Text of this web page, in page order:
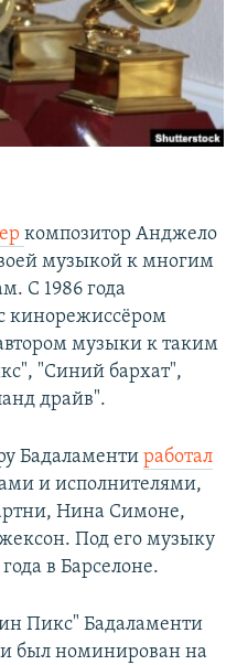
композитор Анджело
музыкой к многим
С 1986 года
кинорежиссёром
музыки к таким
"Синий бархат",
драйв".
Бадаламенти работал
и исполнителями,
Нина Симоне,
Под его музыку
в Барселоне.
Пикс" Бадаламенти
был номинирован на